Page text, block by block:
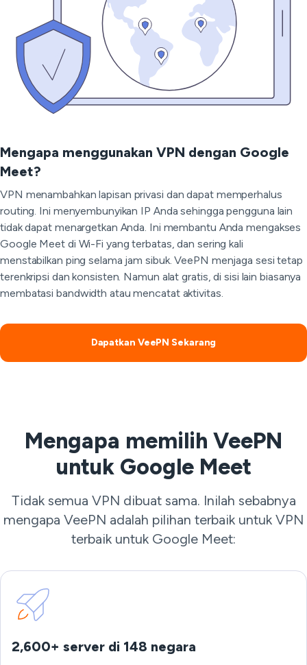
Mengapa menggunakan VPN dengan Google
Meet?
VPN menambahkan lapisan privasi dan dapat memperhalus
routing. Ini menyembunyikan IP Anda sehingga pengguna lain
tidak dapat menargetkan Anda. Ini membantu Anda mengakses
Google Meet di Wi-Fi yang terbatas, dan sering kali
menstabilkan ping selama jam sibuk. VeePN menjaga sesi tetap
terenkripsi dan konsisten. Namun alat gratis, di sisi lain biasanya
membatasi bandwidth atau mencatat aktivitas.
Dapatkan VeePN Sekarang
Mengapa memilih VeePN
untuk Google Meet
Tidak semua VPN dibuat sama. Inilah sebabnya
mengapa VeePN adalah pilihan terbaik untuk VPN
terbaik untuk Google Meet:
2,600+ server di 148 negara